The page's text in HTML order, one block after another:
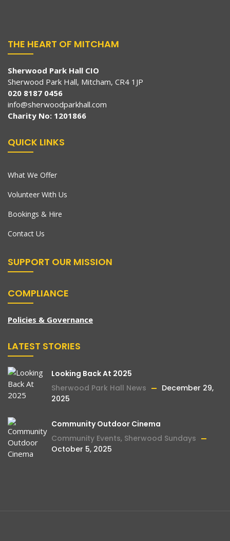
THE HEART OF MITCHAM
Sherwood Park Hall CIO
Sherwood Park Hall, Mitcham, CR4 1JP
020 8187 0456
info@sherwoodparkhall.com
Charity No: 1201866
QUICK LINKS
What We Offer
Volunteer With Us
Bookings & Hire
Contact Us
SUPPORT OUR MISSION
COMPLIANCE
Policies & Governance
LATEST STORIES
Looking Back At 2025
Sherwood Park Hall News
December 29,
2025
Community Outdoor Cinema
Community Events, Sherwood Sundays
October 5, 2025